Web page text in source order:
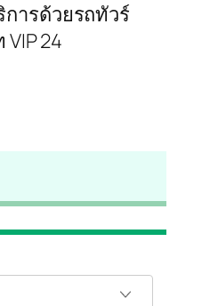
ารด้วยรถทัวร์
24